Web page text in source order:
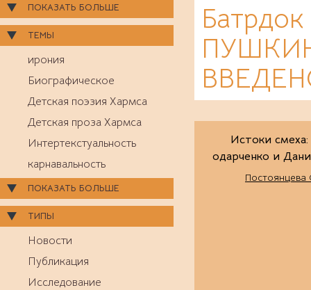
ПОКАЗАТЬ БОЛЬШЕ
ТЕМЫ
ирония
Биографическое
Детская поэзия Хармса
Детская проза Хармса
Интертекстуальность
карнавальность
ПОКАЗАТЬ БОЛЬШЕ
ТИПЫ
Новости
Публикация
Исследование
Истоки
одарченко и
Постоянцева